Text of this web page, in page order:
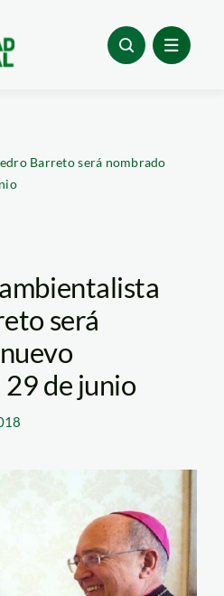
Barreto será nombrado
será
de junio